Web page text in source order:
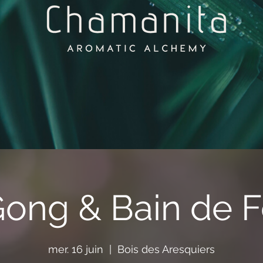
& Bain de
mer. 16 juin
  |
Bois des Aresquiers